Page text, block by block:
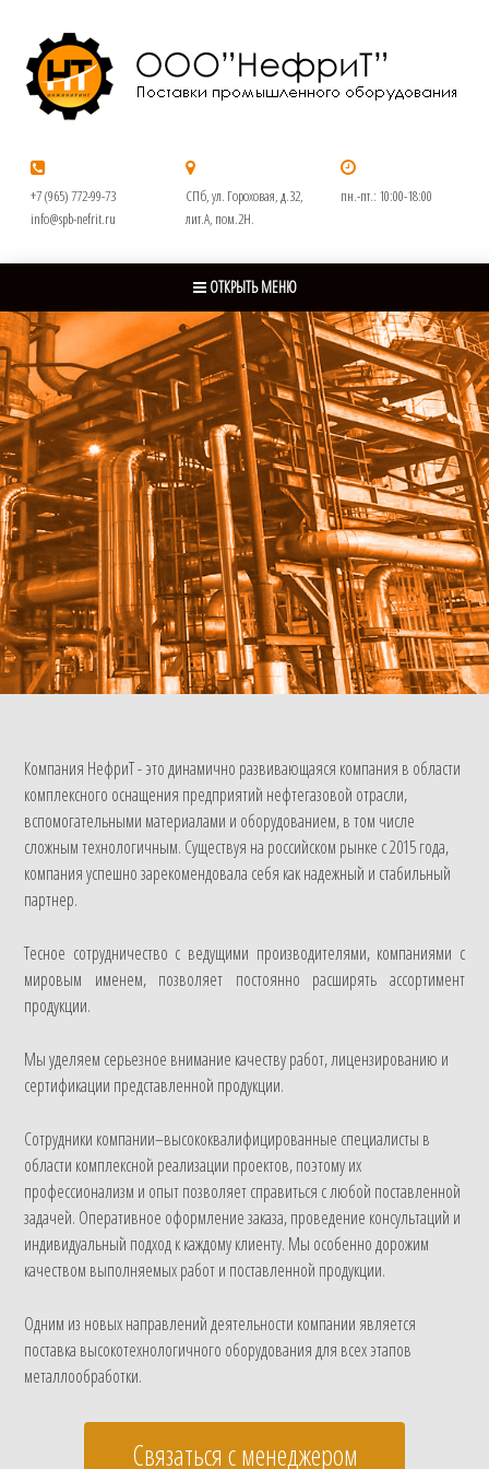
пн.-пт.: 10:00-18:00
СПб, ул. Гороховая, д.32,
лит.А, пом.2Н.
+7 (965) 772-99-73
info@spb-nefrit.ru
ОТКРЫТЬ МЕНЮ
Компания НефриТ - это динамично развивающаяся компания в области
комплексного оснащения предприятий нефтегазовой отрасли,
вспомогательными материалами и оборудованием, в том числе
сложным технологичным. Существуя на российском рынке с 2015 года,
компания успешно зарекомендовала себя как надежный и стабильный
партнер.
Тесное сотрудничество с ведущими производителями, компаниями с
мировым именем, позволяет постоянно расширять ассортимент
продукции.
Мы уделяем серьезное внимание качеству работ, лицензированию и
сертификации представленной продукции.
Сотрудники компании–высококвалифицированные специалисты в
области комплексной реализации проектов, поэтому их
профессионализм и опыт позволяет справиться с любой поставленной
задачей. Оперативное оформление заказа, проведение консультаций и
индивидуальный подход к каждому клиенту. Мы особенно дорожим
качеством выполняемых работ и поставленной продукции.
Одним из новых направлений деятельности компании является
поставка высокотехнологичного оборудования для всех этапов
металлообработки.
Связаться с менеджером